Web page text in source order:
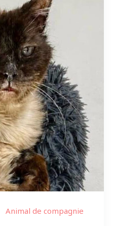
Animal de compagnie